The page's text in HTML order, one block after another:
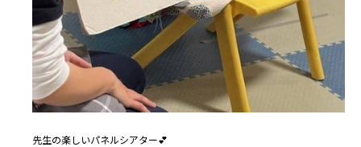
先生の楽しいパネルシアター💕